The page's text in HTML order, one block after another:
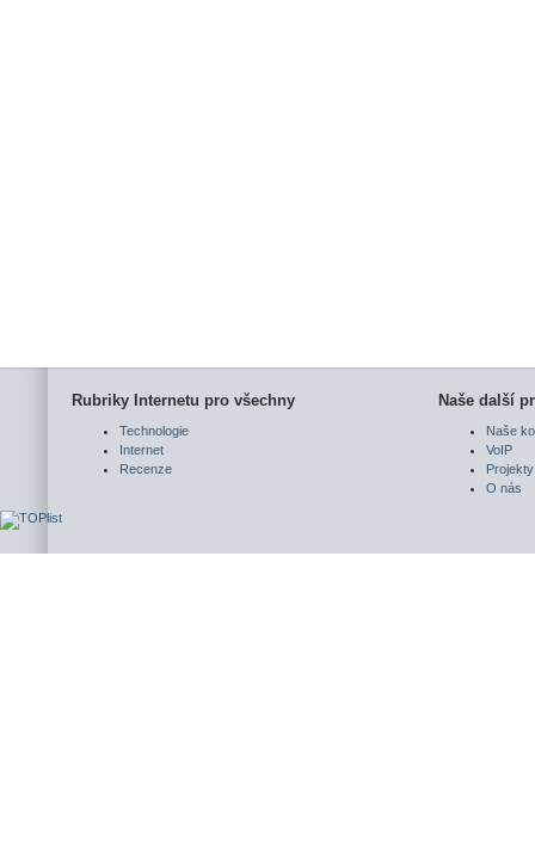
Rubriky Internetu pro všechny
Technologie
Internet
Recenze
Naše další
Naše
VoIP
Projekty
O nás